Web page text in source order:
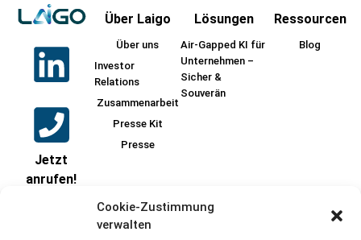
Cookie-Zustimmung
verwalten
Jetzt
anrufen!
Über Laigo
Über uns
Investor
Relations
Zusammenarbeit
Presse Kit
Presse
Lösungen
Air-Gapped KI für
Unternehmen –
Sicher &
Souverän
Ressourcen
Blog